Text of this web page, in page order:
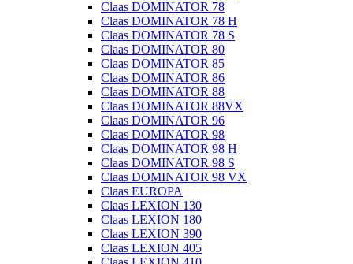
Claas DOMINATOR 78
Claas DOMINATOR 78 H
Claas DOMINATOR 78 S
Claas DOMINATOR 80
Claas DOMINATOR 85
Claas DOMINATOR 86
Claas DOMINATOR 88
Claas DOMINATOR 88VX
Claas DOMINATOR 96
Claas DOMINATOR 98
Claas DOMINATOR 98 H
Claas DOMINATOR 98 S
Claas DOMINATOR 98 VX
Claas EUROPA
Claas LEXION 130
Claas LEXION 180
Claas LEXION 390
Claas LEXION 405